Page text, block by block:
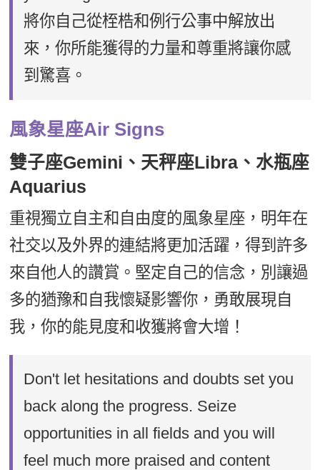
將你自己從桎梏和例行公事中解放出
來，你所能獲得的力量和尊重將讓你感
到驚喜。
風象星座Air Signs
雙子座Gemini、天秤座Libra、水瓶座
Aquarius
重視獨立自主和自由度的風象星座，明年在
社交以及外界的連結將更加活躍，得到許多
來自他人的讚賞。堅定自己的信念，別讓過
多的猶豫和自我懷疑影響你，勇敢展現自
我，你的能見度和收獲將會大增！
Don't let hesitations and doubts set you
back along the progress. Seize
opportunities in all fields and you will
feel much more praised and content